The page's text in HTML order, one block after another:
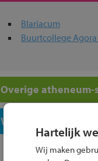
Blariacum
Buurtcollege Agora
Overige
Welk
Hartelijk
Wij maken